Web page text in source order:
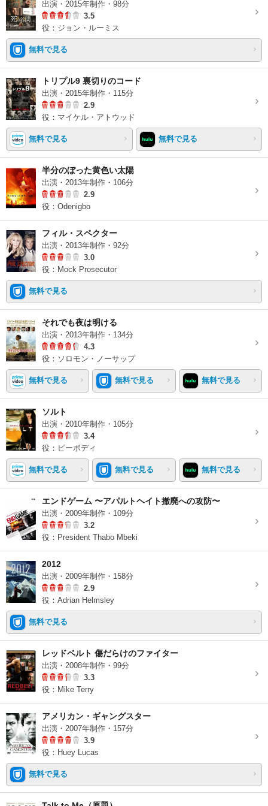
出演・2015年制作・98分
3.5
役：ジョン・ルーミス
無料で見る
トリプル9 裏切りのコード
出演・2015年制作・115分
2.9
役：マイケル・アトウッド
無料で見る 無料で見る
半分のぼった黄色い太陽
出演・2013年制作・106分
2.9
役：Odenigbo
フィル・スペクター
出演・2013年制作・92分
3.0
役：Mock Prosecutor
無料で見る
それでも夜は明ける
出演・2013年制作・134分
4.3
役：ソロモン・ノーサップ
無料で見る 無料で見る 無料で見る
ソルト
出演・2010年制作・105分
3.4
役：ピーボディ
無料で見る 無料で見る 無料で見る
エンドゲーム 〜アパルトヘイト撤廃への攻防〜
出演・2009年制作・109分
3.2
役：President Thabo Mbeki
2012
出演・2009年制作・158分
2.9
役：Adrian Helmsley
無料で見る
レッドベルト 傷だらけのファイター
出演・2008年制作・99分
3.3
役：Mike Terry
アメリカン・ギャングスター
出演・2007年制作・157分
3.9
役：Huey Lucas
無料で見る